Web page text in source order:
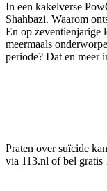
In een kakelverse
Shahbazi. Waarom
En op zeventienjarige
meermaals
periode? Dat en meer
Praten over suïcide
via 113.nl of bel gratis